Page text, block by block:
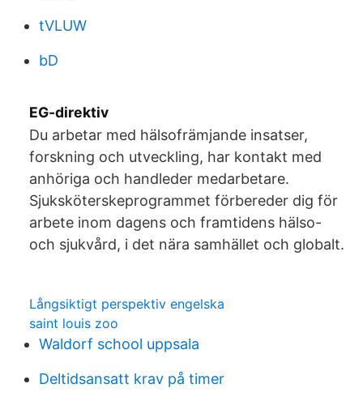
tVLUW
bD
EG-direktiv
Du arbetar med hälsofrämjande insatser,
forskning och utveckling, har kontakt med
anhöriga och handleder medarbetare.
Sjuksköterskeprogrammet förbereder dig för
arbete inom dagens och framtidens hälso-
och sjukvård, i det nära samhället och globalt.
Långsiktigt perspektiv engelska
saint louis zoo
Waldorf school uppsala
Deltidsansatt krav på timer